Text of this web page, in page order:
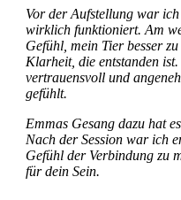
Vor der Aufstellung war
wirklich funktioniert. Am
Gefühl, mein Tier besser
Klarheit, die entstanden
vertrauensvoll und
gefühlt.
Emmas Gesang dazu hat
Nach der Session war ich
Gefühl der Verbindung zu
für dein Sein.